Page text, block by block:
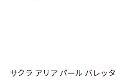
サクラ アリア パール バレッタ